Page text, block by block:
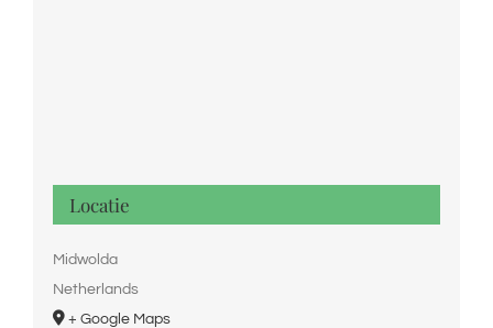
Locatie
Midwolda
Netherlands
+ Google Maps